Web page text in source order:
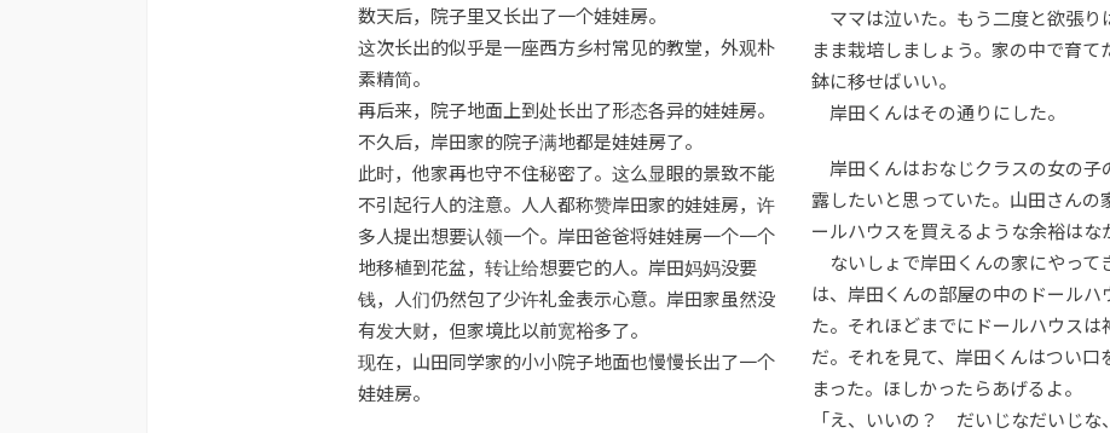
数天后，院子里又长出了一个娃娃房。
这次长出的似乎是一座西方乡村常见的教堂，外观朴
素精简。
再后来，院子地面上到处长出了形态各异的娃娃房。
不久后，岸田家的院子满地都是娃娃房了。
此时，他家再也守不住秘密了。这么显眼的景致不能
不引起行人的注意。人人都称赞岸田家的娃娃房，许
多人提出想要认领一个。岸田爸爸将娃娃房一个一个
地移植到花盆，转让给想要它的人。岸田妈妈没要
钱，人们仍然包了少许礼金表示心意。岸田家虽然没
有发大财，但家境比以前宽裕多了。
现在，山田同学家的小小院子地面也慢慢长出了一个
娃娃房。
ママは泣いた。もう二度と欲張り
まま栽培しましょう。家の中で育て
鉢に移せばいい。
岸田くんはその通りにした。
岸田くんはおなじクラスの女の子
露したいと思っていた。山田さんの
ールハウスを買えるような余裕はな
ないしょで岸田くんの家にやって
は、岸田くんの部屋の中のドールハ
た。それほどまでにドールハウスは
だ。それを見て、岸田くんはつい口
まった。ほしかったらあげるよ。
「え、いいの？ だいじなだいじな